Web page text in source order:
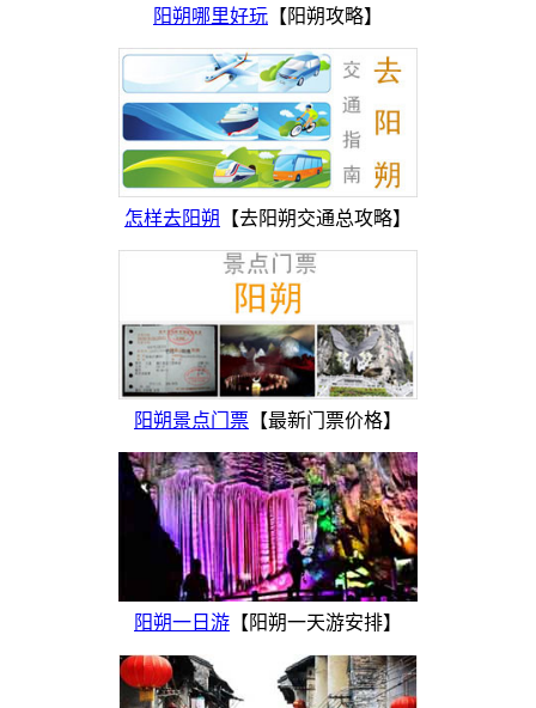
阳朔哪里好玩 【阳朔攻略】
怎样去阳朔 【去阳朔交通总攻略】
阳朔景点门票 【最新门票价格】
阳朔一日游 【阳朔一天游安排】